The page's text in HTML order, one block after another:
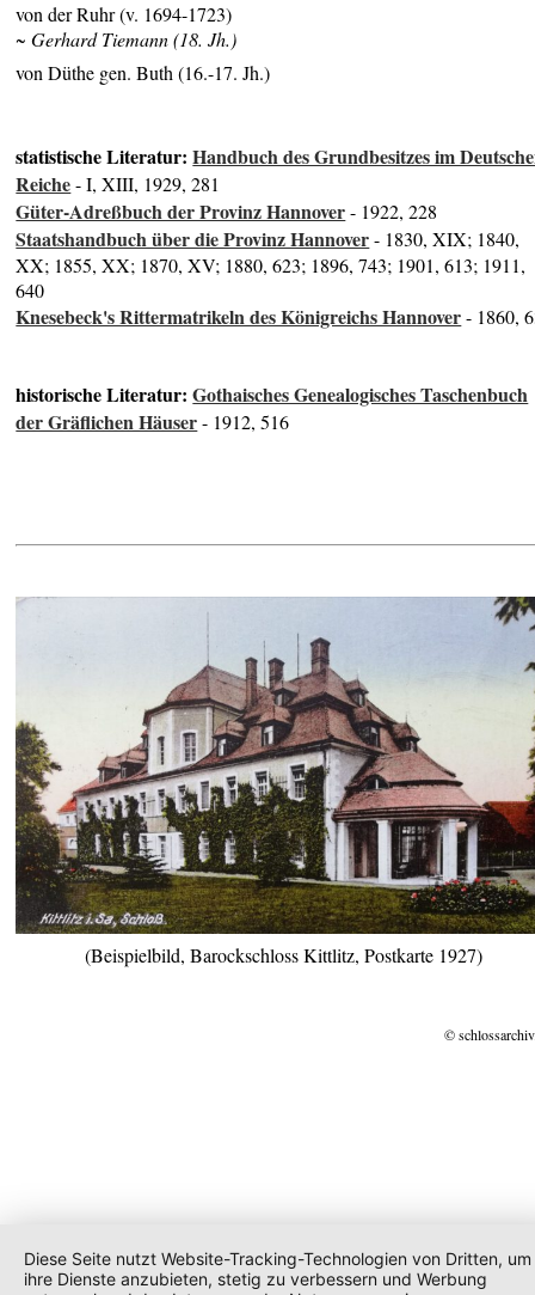
von der Ruhr (v. 1694-1723)
~ Gerhard Tiemann (18. Jh.)
von Düthe gen. Buth (16.-17. Jh.)
statistische Literatur:Handbuch des Grundbesitzes im
Reiche- I, XIII, 1929, 281
Güter-Adreßbuch der Provinz Hannover- 1922, 228
Staatshandbuch über die Provinz Hannover- 1830, XIX; 1840,
XX; 1855, XX; 1870, XV; 1880, 623; 1896, 743; 1901, 613; 1911,
640
Knesebeck's Rittermatrikeln des Königreichs Hannover- 1860,
historische Literatur:Gothaisches Genealogisches Taschenbuch
der Gräflichen Häuser- 1912, 516
(Beispielbild, Barockschloss Kittlitz, Postkarte 1927)
©
Diese Seite nutzt Website-Tracking-Technologien von Dritten, um
ihre Dienste anzubieten, stetig zu verbessern und Werbung